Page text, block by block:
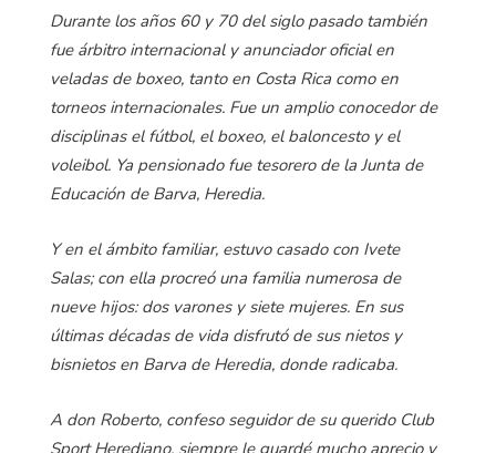
Durante los años 60 y 70 del siglo pasado también
fue árbitro internacional y anunciador oficial en
veladas de boxeo, tanto en Costa Rica como en
torneos internacionales. Fue un amplio conocedor de
disciplinas el fútbol, el boxeo, el baloncesto y el
voleibol. Ya pensionado fue tesorero de la Junta de
Educación de Barva, Heredia.
Y en el ámbito familiar, estuvo casado con Ivete
Salas; con ella procreó una familia numerosa de
nueve hijos: dos varones y siete mujeres. En sus
últimas décadas de vida disfrutó de sus nietos y
bisnietos en Barva de Heredia, donde radicaba.
A don Roberto, confeso seguidor de su querido Club
Sport Herediano, siempre le guardé mucho aprecio y